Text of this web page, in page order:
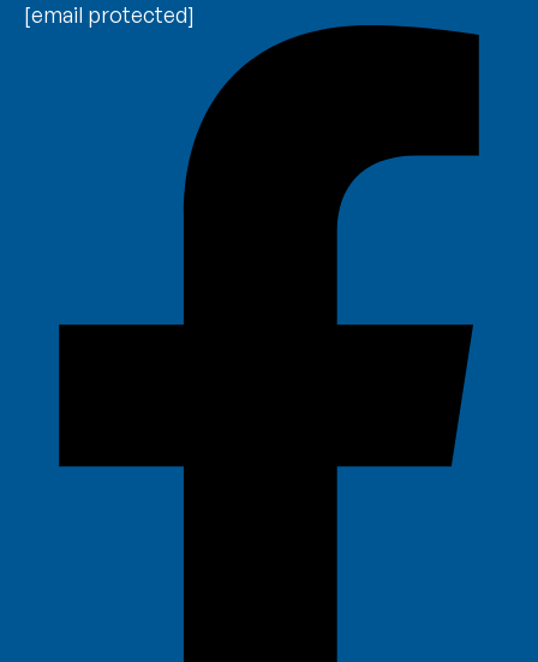
[email protected]